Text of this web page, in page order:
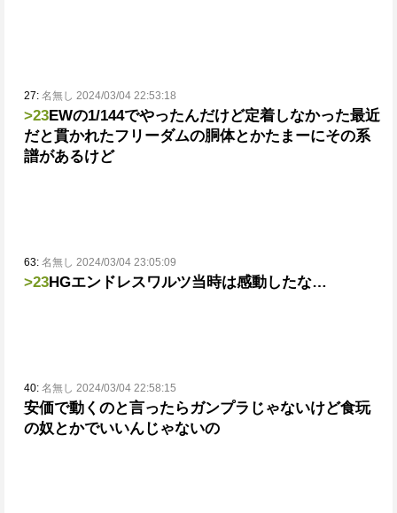
27: 名無し 2024/03/04 22:53:18
>23EWの1/144でやったんだけど定着しなかった最近
だと貫かれたフリーダムの胴体とかたまーにその系
譜があるけど
63: 名無し 2024/03/04 23:05:09
>23HGエンドレスワルツ当時は感動したな…
40: 名無し 2024/03/04 22:58:15
安価で動くのと言ったらガンプラじゃないけど食玩
の奴とかでいいんじゃないの